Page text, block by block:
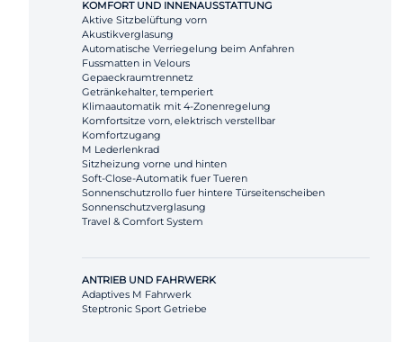
KOMFORT UND INNENAUSSTATTUNG
Aktive Sitzbelüftung vorn
Akustikverglasung
Automatische Verriegelung beim Anfahren
Fussmatten in Velours
Gepaeckraumtrennetz
Getränkehalter, temperiert
Klimaautomatik mit 4-Zonenregelung
Komfortsitze vorn, elektrisch verstellbar
Komfortzugang
M Lederlenkrad
Sitzheizung vorne und hinten
Soft-Close-Automatik fuer Tueren
Sonnenschutzrollo fuer hintere Türseitenscheiben
Sonnenschutzverglasung
Travel & Comfort System
ANTRIEB UND FAHRWERK
Adaptives M Fahrwerk
Steptronic Sport Getriebe